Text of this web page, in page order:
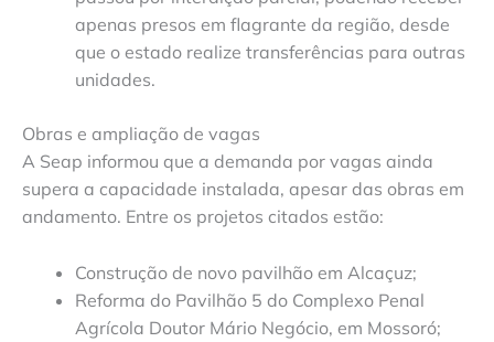
apenas presos em flagrante da região, desde
que o estado realize transferências para outras
unidades.
Obras e ampliação de vagas
A Seap informou que a demanda por vagas ainda
supera a capacidade instalada, apesar das obras em
andamento. Entre os projetos citados estão:
Construção de novo pavilhão em Alcaçuz;
Reforma do Pavilhão 5 do Complexo Penal
Agrícola Doutor Mário Negócio, em Mossoró;